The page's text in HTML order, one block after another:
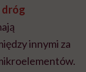
dróg
innymi za